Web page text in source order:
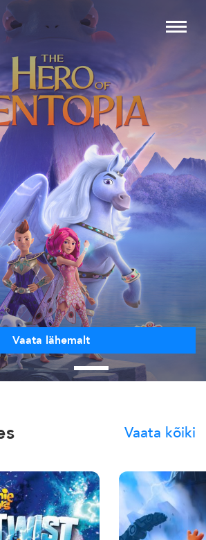
Vaata lähemalt
Vaata kõiki